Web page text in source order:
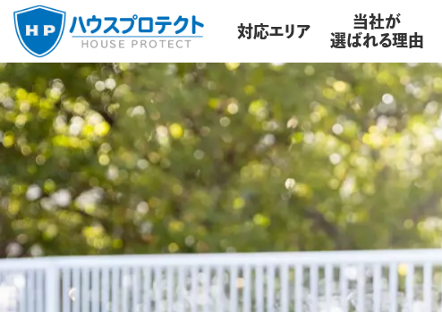
対応エリア
当社が
選ばれる理由